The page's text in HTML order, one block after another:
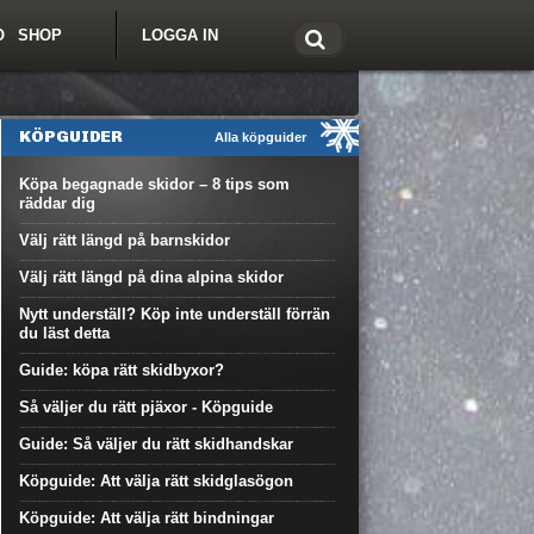
LOGGA IN
SHOP
Alla köpguider
KÖPGUIDER
Köpa begagnade skidor – 8 tips som
räddar dig
Välj rätt längd på barnskidor
Välj rätt längd på dina alpina skidor
Nytt underställ? Köp inte underställ förrän
du läst detta
Guide: köpa rätt skidbyxor?
Så väljer du rätt pjäxor - Köpguide
Guide: Så väljer du rätt skidhandskar
Köpguide: Att välja rätt skidglasögon
Köpguide: Att välja rätt bindningar